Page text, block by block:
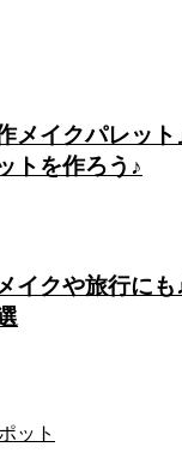
メイクパレッ
トを作ろう♪
イクや旅行に
ット